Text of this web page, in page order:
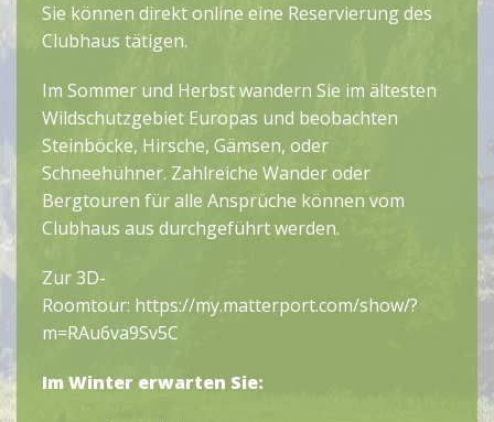
Sie können direkt online eine Reservierung des
Clubhaus tätigen.
Im Sommer und Herbst wandern Sie im ältesten
Wildschutzgebiet Europas und beobachten
Steinböcke, Hirsche, Gämsen, oder
Schneehühner. Zahlreiche Wander oder
Bergtouren für alle Ansprüche können vom
Clubhaus aus durchgeführt werden.
Zur 3D-
Roomtour: https://my.matterport.com/show/?
m=RAu6va9Sv5C
Im Winter erwarten Sie: